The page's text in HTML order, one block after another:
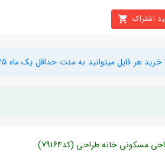
میتوانید به مدت حداقل یک ماه 35 فایل را دانلود کنید
مسکونی خانه طراحی (کد79164)